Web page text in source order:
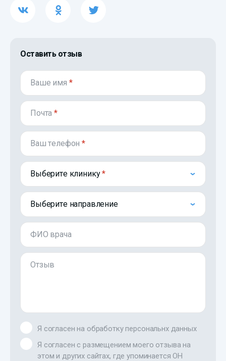
Оставить отзыв
Ваше имя *
Почта*
Ваш телефон*
Выберите клинику
Выберите направление
ФИО врача
Отзыв
Я согласен на обработку персональнх данных
Я согласен с размещением моего отзыва на
этом и других сайтах, где упоминается ОН